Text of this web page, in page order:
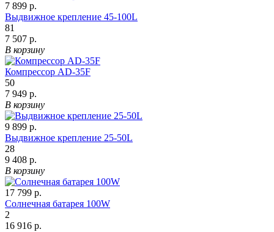
7 899 р.
Выдвижное крепление 45-100L
81
7 507 р.
В корзину
Компрессор AD-35F
50
7 949 р.
В корзину
9 899 р.
Выдвижное крепление 25-50L
28
9 408 р.
В корзину
17 799 р.
Солнечная батарея 100W
2
16 916 р.